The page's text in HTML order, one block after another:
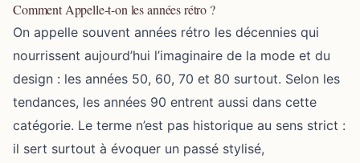
Comment Appelle-t-on les années rétro ?
On appelle souvent années rétro les décennies qui
nourrissent aujourd’hui l’imaginaire de la mode et du
design : les années 50, 60, 70 et 80 surtout. Selon les
tendances, les années 90 entrent aussi dans cette
catégorie. Le terme n’est pas historique au sens strict :
il sert surtout à évoquer un passé stylisé,